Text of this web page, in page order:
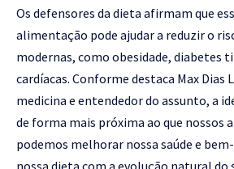
Os defensores da dieta afirmam que
alimentação pode ajudar a reduzir o
modernas, como obesidade, diabetes
cardíacas. Conforme destaca Max Dias
medicina e entendedor do assunto, a
de forma mais próxima ao que nossos
podemos melhorar nossa saúde e
nossa dieta com a evolução natural do